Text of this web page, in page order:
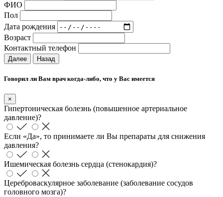
ФИО
Пол
Дата рождения
Возраст
Контактный телефон
Далее Назад
Говорил ли Вам врач когда-либо, что у Вас имеется
×
Гипертоническая болезнь (повышенное артериальное
давление)?
Если «Да», то принимаете ли Вы препараты для снижения
давления?
Ишемическая болезнь сердца (стенокардия)?
Цереброваскулярное заболевание (заболевание сосудов
головного мозга)?